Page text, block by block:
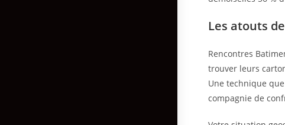
Les atouts
Rencontres
trouver leurs
Une technique
compagnie de